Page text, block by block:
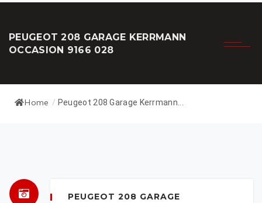
PEUGEOT 208 GARAGE KERRMANN
OCCASION 9166 028
Home / Peugeot 208 Garage Kerrmann...
PEUGEOT 208 GARAGE